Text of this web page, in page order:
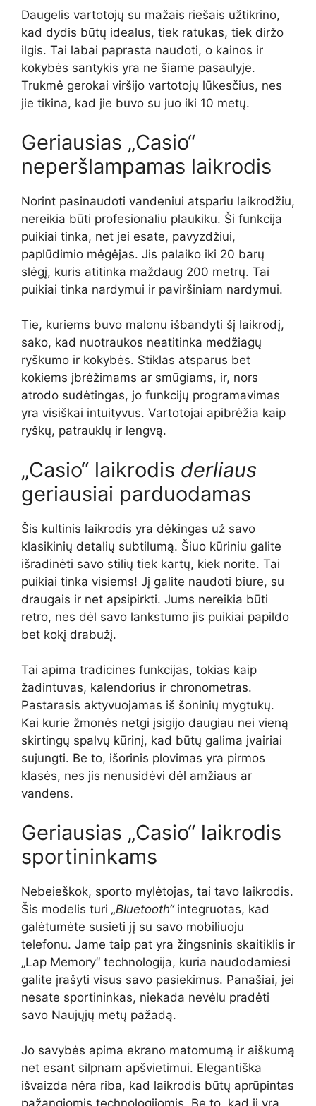
Daugelis vartotojų su mažais riešais užtikrino,
kad dydis būtų idealus, tiek ratukas, tiek diržo
ilgis. Tai labai paprasta naudoti, o kainos ir
kokybės santykis yra ne šiame pasaulyje.
Trukmė gerokai viršijo vartotojų lūkesčius, nes
jie tikina, kad jie buvo su juo iki 10 metų.
Geriausias „Casio“
neperšlampamas laikrodis
Norint pasinaudoti vandeniui atspariu laikrodžiu,
nereikia būti profesionaliu plaukiku. Ši funkcija
puikiai tinka, net jei esate, pavyzdžiui,
paplūdimio mėgėjas. Jis palaiko iki 20 barų
slėgį, kuris atitinka maždaug 200 metrų. Tai
puikiai tinka nardymui ir paviršiniam nardymui.
Tie, kuriems buvo malonu išbandyti šį laikrodį,
sako, kad nuotraukos neatitinka medžiagų
ryškumo ir kokybės. Stiklas atsparus bet
kokiems įbrėžimams ar smūgiams, ir, nors
atrodo sudėtingas, jo funkcijų programavimas
yra visiškai intuityvus. Vartotojai apibrėžia kaip
ryškų, patrauklų ir lengvą.
„Casio“ laikrodis derliaus
geriausiai parduodamas
Šis kultinis laikrodis yra dėkingas už savo
klasikinių detalių subtilumą. Šiuo kūriniu galite
išradinėti savo stilių tiek kartų, kiek norite. Tai
puikiai tinka visiems! Jį galite naudoti biure, su
draugais ir net apsipirkti. Jums nereikia būti
retro, nes dėl savo lankstumo jis puikiai papildo
bet kokį drabužį.
Tai apima tradicines funkcijas, tokias kaip
žadintuvas, kalendorius ir chronometras.
Pastarasis aktyvuojamas iš šoninių mygtukų.
Kai kurie žmonės netgi įsigijo daugiau nei vieną
skirtingų spalvų kūrinį, kad būtų galima įvairiai
sujungti. Be to, išorinis plovimas yra pirmos
klasės, nes jis nenusidėvi dėl amžiaus ar
vandens.
Geriausias „Casio“ laikrodis
sportininkams
Nebeieškok, sporto mylėtojas, tai tavo laikrodis.
Šis modelis turi „Bluetooth“integruotas, kad
galėtumėte susieti jį su savo mobiliuoju
telefonu. Jame taip pat yra žingsninis skaitiklis ir
„Lap Memory“ technologija, kuria naudodamiesi
galite įrašyti visus savo pasiekimus. Panašiai, jei
nesate sportininkas, niekada nevėlu pradėti
savo Naujųjų metų pažadą.
Jo savybės apima ekrano matomumą ir aiškumą
net esant silpnam apšvietimui. Elegantiška
išvaizda nėra riba, kad laikrodis būtų aprūpintas
pažangiomis technologijomis. Be to, kad ji yra